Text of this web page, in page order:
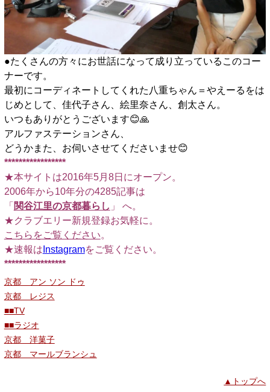
●たくさんの方々にお世話になって成り立っているこのコー
ナーです。
最初にコーディネートしてくれた八重ちゃん＝やえーるをは
じめとして、佳代子さん、絵里奈さん、創太さん。
いつもありがとうございます😊🙏
アルファステーションさん、
どうかまた、お伺いさせてくださいませ😊
*****************
★本サイトは2016年5月8日にオープン。
2006年から10年分の4285記事は
「 関谷江里の京都暮らし 」 へ。
★クラブエリー新規登録お気軽に。
こちらをご覧ください。
★速報は Instagramをご覧ください。
*****************
京都 アン ソン ドゥ
京都 レジス
■■TV
■■ラジオ
京都 洋菓子
京都 マールブランシュ
▲トップへ